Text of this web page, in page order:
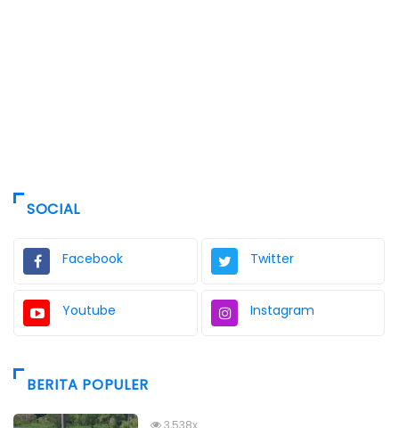
SOCIAL
Facebook Twitter
Youtube Instagram
BERITA POPULER
3,538x